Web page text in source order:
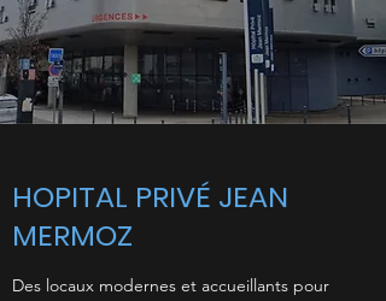
HOPITAL PRIVÉ JEAN
MERMOZ
Des locaux modernes et accueillants pour